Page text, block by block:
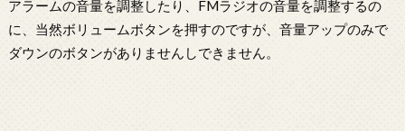
アラームの音量を調整したり、FMラジオの音量を調整するの
に、当然ボリュームボタンを押すのですが、音量アップのみで
ダウンのボタンがありませんしできません。